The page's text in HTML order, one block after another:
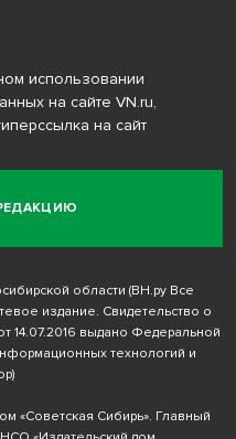
использовании
на сайте VN.ru,
на сайт
области (ВН.ру Все
издание. Свидетельство о
14.07.2016 выдано Федеральной
технологий и
«Советская Сибирь». Главный